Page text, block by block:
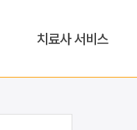
치료사 서비스